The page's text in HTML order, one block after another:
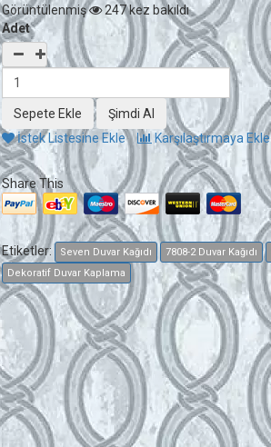
Görüntülenmiş
247 kez bakıldı
Adet
İstek Listesine Ekle Karşılaştırmaya Ekle
Share This
Etiketler: Seven Duvar Kağıdı 7808-2 Duvar Kağıdı
Dekoratif Duvar Kaplama